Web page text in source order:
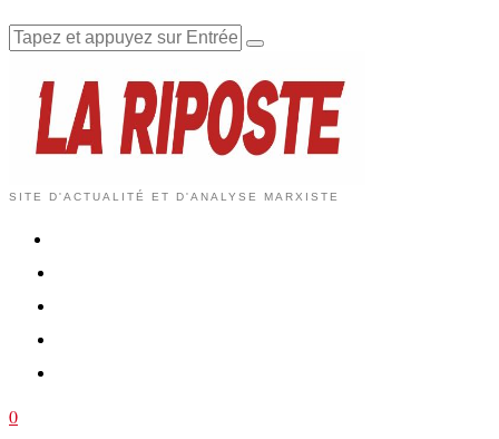
SITE D'ACTUALITÉ ET D'ANALYSE MARXISTE
0